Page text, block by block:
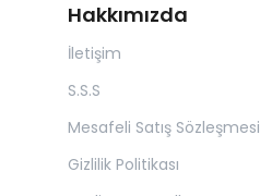
Hakkımızda
İletişim
S.S.S
Mesafeli Satış Sözleşmesi
Gizlilik Politikası